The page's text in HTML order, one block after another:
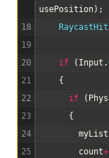
18
19
20
21
22
23
24
25
usePosition) ;
RaycastHit
if ( Input .
{
if
(
{
myList
count